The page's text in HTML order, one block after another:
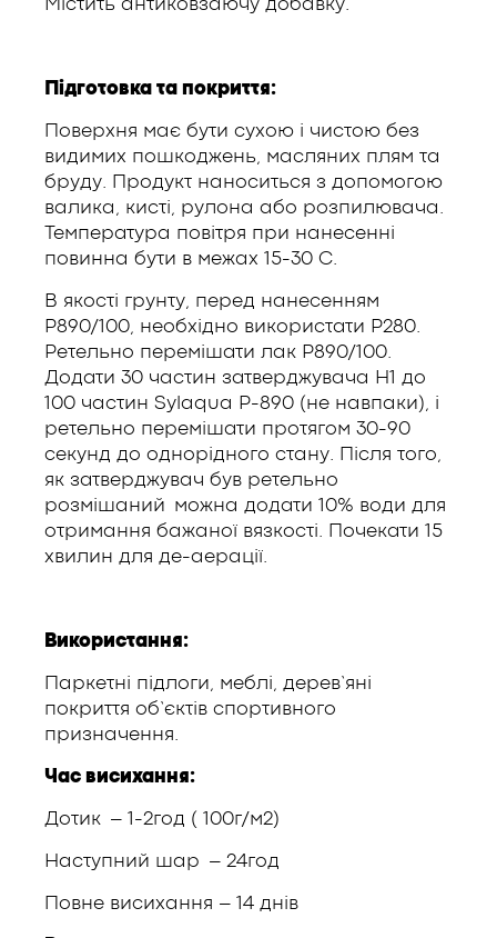
Містить антиковзаючу добавку.
Підготовка та покриття:
Поверхня має бути сухою і чистою без
видимих пошкоджень, масляних плям та
бруду. Продукт наноситься з допомогою
валика, кисті, рулона або розпилювача.
Температура повітря при нанесенні
повинна бути в межах 15-30 С.
В якості грунту, перед нанесенням
Р890/100, необхідно використати Р280.
Ретельно перемішати лак Р890/100.
Додати 30 частин затверджувача H1 до
100 частин Sylaqua P-890 (не навпаки), і
ретельно перемішати протягом 30-90
секунд до однорідного стану. Після того,
як затверджувач був ретельно
розмішаний можна додати 10% води для
отримання бажаної вязкості. Почекати 15
хвилин для де-аерації.
Використання:
Паркетні підлоги, меблі, дерев’яні
покриття об’єктів спортивного
призначення.
Час висихання:
Дотик – 1-2год ( 100г/м2)
Наступний шар – 24год
Пoвне висихання – 14 днів